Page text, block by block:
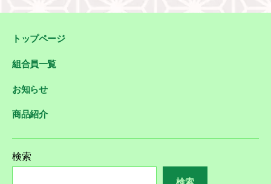
トップページ
組合員一覧
お知らせ
商品紹介
検索
検索